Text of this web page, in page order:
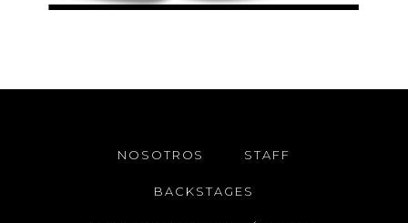
NOSOTROS STAFF
BACKSTAGES